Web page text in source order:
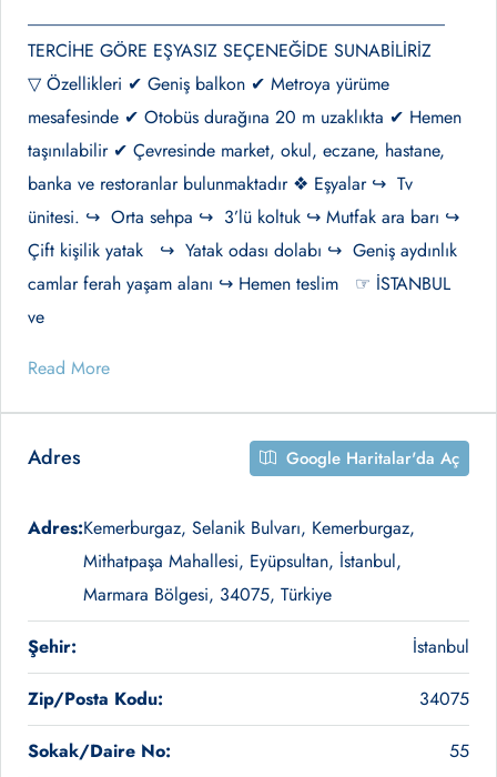
TERCİHE GÖRE EŞYASIZ SEÇENEĞİDE SUNABİLİRİZ
▽ Özellikleri ✔ Geniş balkon ✔ Metroya yürüme
mesafesinde ✔ Otobüs durağına 20 m uzaklıkta ✔ Hemen
taşınılabilir ✔ Çevresinde market, okul, eczane, hastane,
banka ve restoranlar bulunmaktadır ❖ Eşyalar ↪ Tv
ünitesi. ↪ Orta sehpa ↪ 3’lü koltuk ↪ Mutfak ara barı ↪
Çift kişilik yatak ↪ Yatak odası dolabı ↪ Geniş aydınlık
camlar ferah yaşam alanı ↪ Hemen teslim ☞ İSTANBUL
ve
Read More
Adres Google Haritalar'da Aç
Adres:Kemerburgaz, Selanik Bulvarı, Kemerburgaz,
Mithatpaşa Mahallesi, Eyüpsultan, İstanbul,
Marmara Bölgesi, 34075, Türkiye
Şehir: İstanbul
Zip/Posta Kodu: 34075
Sokak/Daire No: 55